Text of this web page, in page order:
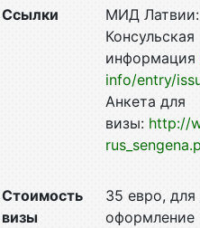
Ссылки МИД Латвии:
Консульская
информация
info/entry/
Анкета для
визы: http://
Стоимость
визы
35 евро,
оформление